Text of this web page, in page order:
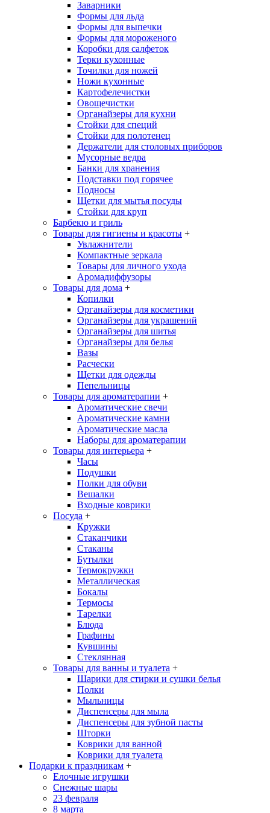
Заварники
Формы для льда
Формы для выпечки
Формы для мороженого
Коробки для салфеток
Терки кухонные
Точилки для ножей
Ножи кухонные
Картофелечистки
Овощечистки
Органайзеры для кухни
Стойки для специй
Стойки для полотенец
Держатели для столовых приборов
Мусорные ведра
Банки для хранения
Подставки под горячее
Подносы
Щетки для мытья посуды
Стойки для круп
Барбекю и гриль
Товары для гигиены и красоты +
Увлажнители
Компактные зеркала
Товары для личного ухода
Аромадиффузоры
Товары для дома +
Копилки
Органайзеры для косметики
Органайзеры для украшений
Органайзеры для шитья
Органайзеры для белья
Вазы
Расчески
Щетки для одежды
Пепельницы
Товары для ароматерапии +
Ароматические свечи
Ароматические камни
Ароматические масла
Наборы для ароматерапии
Товары для интерьера +
Часы
Подушки
Полки для обуви
Вешалки
Входные коврики
Посуда +
Кружки
Стаканчики
Стаканы
Бутылки
Термокружки
Металлическая
Бокалы
Термосы
Тарелки
Блюда
Графины
Кувшины
Стеклянная
Товары для ванны и туалета +
Шарики для стирки и сушки белья
Полки
Мыльницы
Диспенсеры для мыла
Диспенсеры для зубной пасты
Шторки
Коврики для ванной
Коврики для туалета
Подарки к праздникам +
Елочные игрушки
Снежные шары
23 февраля
8 марта